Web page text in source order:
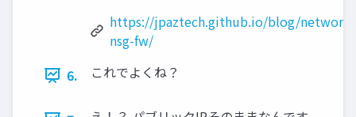
https://jpaztech.github.io/blog/
nsg-fw/
6.
これでよくね？